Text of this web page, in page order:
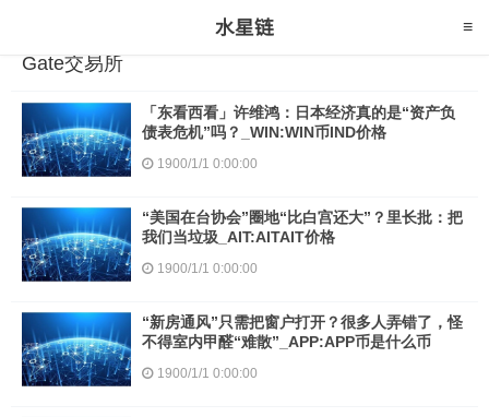
Gate交易所
「东看西看」许维鸿：日本经济真的是“资产负
债表危机”吗？_WIN:WIN币IND价格
1900/1/1 0:00:00
“美国在台协会”圈地“比白宫还大”？里长批：把
我们当垃圾_AIT:AITAIT价格
1900/1/1 0:00:00
“新房通风”只需把窗户打开？很多人弄错了，怪
不得室内甲醛“难散”_APP:APP币是什么币
1900/1/1 0:00:00